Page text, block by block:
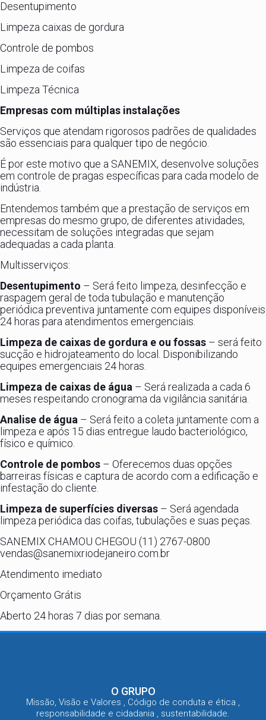
Desentupimento
Limpeza caixas de gordura
Controle de pombos
Limpeza de coifas
Limpeza Técnica
Empresas com múltiplas instalações
Serviços que atendam rigorosos padrões de qualidades
são essenciais para qualquer tipo de negócio.
É por este motivo que a SANEMIX, desenvolve soluções
em controle de pragas específicas para cada modelo de
indústria.
Entendemos também que a prestação de serviços em
empresas do mesmo grupo, de diferentes atividades,
necessitam de soluções integradas que sejam
adequadas a cada planta.
Multisserviços:
Desentupimento – Será feito limpeza, desinfecção e
raspagem geral de toda tubulação e manutenção
periódica preventiva juntamente com equipes disponíveis
24 horas para atendimentos emergenciais.
Limpeza de caixas de gordura e ou fossas – será feito
sucção e hidrojateamento do local. Disponibilizando
equipes emergenciais 24 horas.
Limpeza de caixas de água – Será realizada a cada 6
meses respeitando cronograma da vigilância sanitária.
Analise de água – Será feito a coleta juntamente com a
limpeza e após 15 dias entregue laudo bacteriológico,
físico e químico.
Controle de pombos – Oferecemos duas opções
barreiras físicas e captura de acordo com a edificação e
infestação do cliente.
Limpeza de superfícies diversas – Será agendada
limpeza periódica das coifas, tubulações e suas peças.
SANEMIX CHAMOU CHEGOU (11) 2767-0800
vendas@sanemixriodejaneiro.com.br
Atendimento imediato
Orçamento Grátis
Aberto 24 horas 7 dias por semana.
O GRUPO
Missão, Visão e Valores , Código de conduta e ética ,
responsabilidade e cidadania , sustentabilidade.